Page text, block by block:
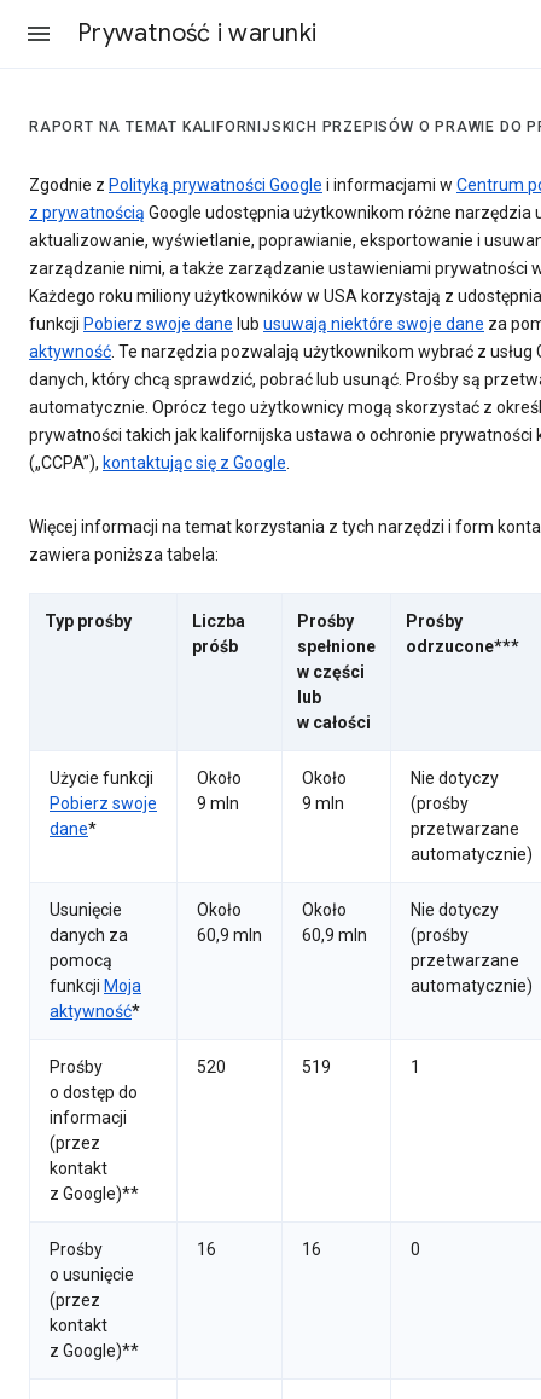
Prywatność i warunki
RAPORT NA TEMAT KALIFORNIJSKICH PRZEPISÓW O PRAWIE DO
Zgodnie z Polityką prywatności Google i informacjami w Centrum
z prywatnością Google udostępnia użytkownikom różne narzędzia
aktualizowanie, wyświetlanie, poprawianie, eksportowanie i
zarządzanie nimi, a także zarządzanie ustawieniami prywatności
Każdego roku miliony użytkowników w USA korzystają z
funkcji Pobierz swoje dane lub usuwają niektóre swoje dane za
aktywność. Te narzędzia pozwalają użytkownikom wybrać z usług
danych, który chcą sprawdzić, pobrać lub usunąć. Prośby są
automatycznie. Oprócz tego użytkownicy mogą skorzystać z
prywatności takich jak kalifornijska ustawa o ochronie prywatności
(„CCPA”), kontaktując się z Google.
Więcej informacji na temat korzystania z tych narzędzi i form
zawiera poniższa tabela:
Typ prośby
Liczba
próśb
Prośby
spełnione
w części
lub
w całości
Prośby
odrzucone***
Użycie funkcji
Pobierz swoje
dane*
Około
9 mln
Około
9 mln
Nie dotyczy
(prośby
przetwarzane
automatycznie)
Usunięcie
danych za
pomocą
funkcji Moja
aktywność*
Około
60,9 mln
Około
60,9 mln
Nie dotyczy
(prośby
przetwarzane
automatycznie)
Prośby
o dostęp do
informacji
(przez
kontakt
z Google)**
520 519 1
Prośby
o usunięcie
(przez
kontakt
z Google)**
16 16 0